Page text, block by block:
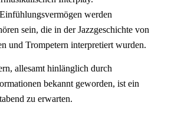
werden
sein, die in der Jazzgeschichte von
und Trompetern interpretiert wurden.
allesamt hinlänglich durch
bekannt geworden, ist ein
zu erwarten.